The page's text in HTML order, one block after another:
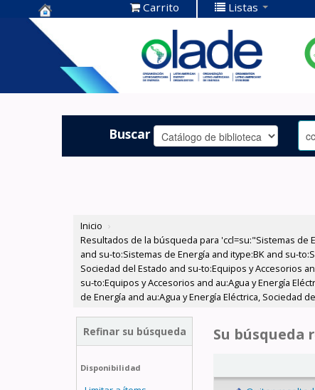
Centro de
Documentación
OLADE -
Carrito Listas
Buscar
Inicio ›
Resultados de la búsqueda para 'ccl=su:"Sistemas de
and su-to:Sistemas de Energía and itype:BK and su-
Sociedad del Estado and su-to:Equipos y Accesorios
su-to:Equipos y Accesorios and au:Agua y Energía
de Energía and au:Agua y Energía Eléctrica, Sociedad
Refinar su búsqueda
Disponibilidad
Su búsqueda